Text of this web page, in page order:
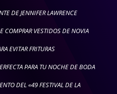
DE JENNIFER LAWRENCE
COMPRAR VESTIDOS DE NOVIA
EVITAR FRITURAS
PARA TU NOCHE DE BODA
DEL «49 FESTIVAL DE LA